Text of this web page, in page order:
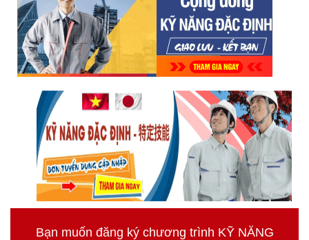
Bạn muốn đăng ký chương trình KỸ NĂNG